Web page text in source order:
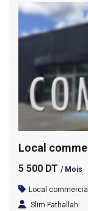
5 500 DT / Mois
Local commercial
Slim Fathallah